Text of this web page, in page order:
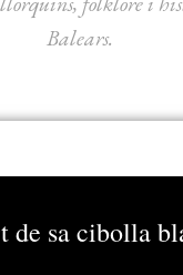
Balears.
de sa cibolla